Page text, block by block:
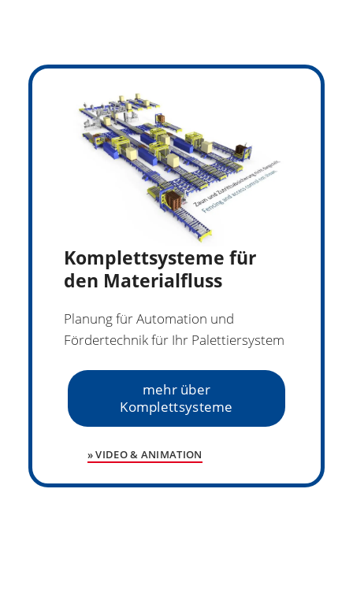
Komplettsysteme für
den Materialfluss
Planung für Automation und
Fördertechnik für Ihr Palettiersystem
mehr über
Komplettsysteme
» VIDEO & ANIMATION